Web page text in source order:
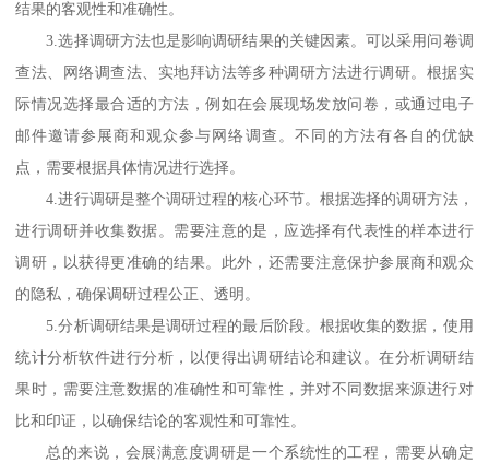
结果的客观性和准确性。
3.选择调研方法也是影响调研结果的关键因素。可以采用问卷调
查法、网络调查法、实地拜访法等多种调研方法进行调研。根据实
际情况选择最合适的方法，例如在会展现场发放问卷，或通过电子
邮件邀请参展商和观众参与网络调查。不同的方法有各自的优缺
点，需要根据具体情况进行选择。
4.进行调研是整个调研过程的核心环节。根据选择的调研方法，
进行调研并收集数据。需要注意的是，应选择有代表性的样本进行
调研，以获得更准确的结果。此外，还需要注意保护参展商和观众
的隐私，确保调研过程公正、透明。
5.分析调研结果是调研过程的最后阶段。根据收集的数据，使用
统计分析软件进行分析，以便得出调研结论和建议。在分析调研结
果时，需要注意数据的准确性和可靠性，并对不同数据来源进行对
比和印证，以确保结论的客观性和可靠性。
总的来说， 会展满意度调研是一个系统性的工程，需要从确定